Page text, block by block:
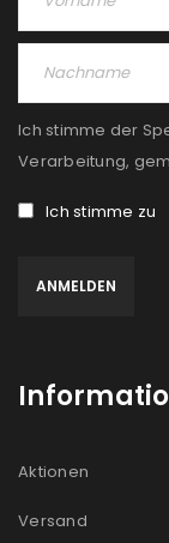
Ich stimme der
Verarbeitung,
Ich stimme zu
Aktionen
Versand